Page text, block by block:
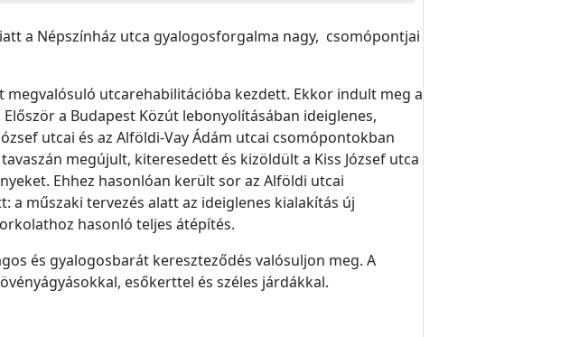
a Népszínház utca gyalogosforgalma nagy, csomópontjai
utcarehabilitációba kezdett. Ekkor indult meg a
a Budapest Közút lebonyolításában ideiglenes,
utcai és az Alföldi-Vay Ádám utcai csomópontokban
megújult, kiteresedett és kizöldült a Kiss József utca
Ehhez hasonlóan került sor az Alföldi utcai
a műszaki tervezés alatt az ideiglenes kialakítás új
hasonló teljes átépítés.
és gyalogosbarát kereszteződés valósuljon meg. A
esőkerttel és széles járdákkal.